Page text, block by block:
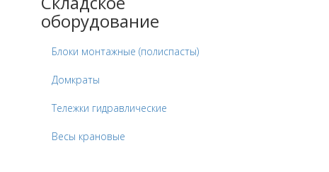
оборудование
Блоки монтажные (полиспасты)
Домкраты
Тележки гидравлические
Весы крановые